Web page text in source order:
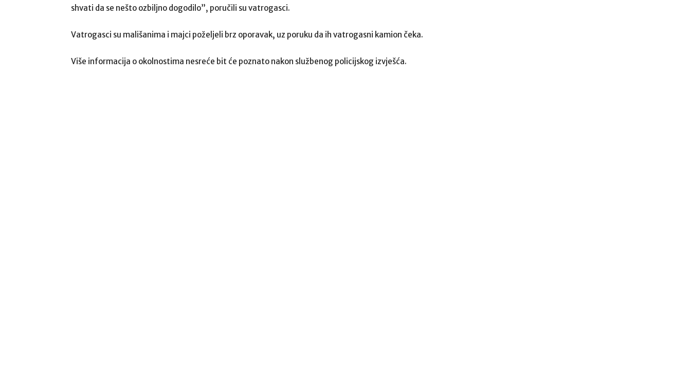
shvati da se nešto ozbiljno dogodilo”, poručili su vatrogasci.
Vatrogasci su mališanima i majci poželjeli brz oporavak, uz poruku da ih vatrogasni kamion čeka.
Više informacija o okolnostima nesreće bit će poznato nakon službenog policijskog izvješća.